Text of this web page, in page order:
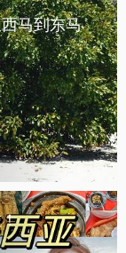
马到东马